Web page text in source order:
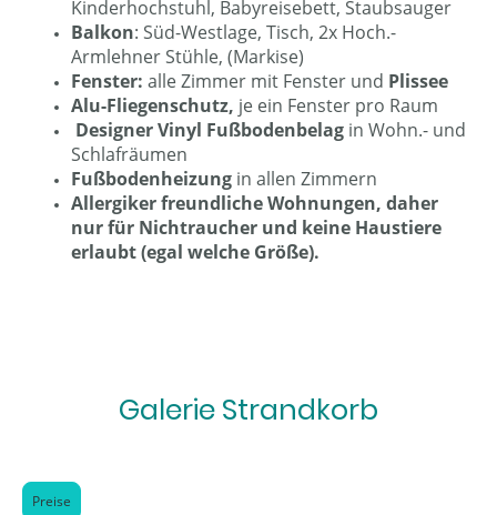
Kinderhochstuhl, Babyreisebett, Staubsauger
Balkon: Süd-Westlage, Tisch, 2x Hoch.-
Armlehner Stühle, (Markise)
Fenster: alle Zimmer mit Fenster und Plissee
Alu-Fliegenschutz, je ein Fenster pro Raum
Designer Vinyl Fußbodenbelag in Wohn.- und
Schlafräumen
Fußbodenheizung in allen Zimmern
Allergiker freundliche Wohnungen, daher
nur für Nichtraucher und keine Haustiere
erlaubt (egal welche Größe).
Galerie Strandkorb
Preise